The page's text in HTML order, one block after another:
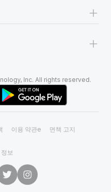
+
+
Inc. All rights reserved.
이용 약관e 면책 고지
보